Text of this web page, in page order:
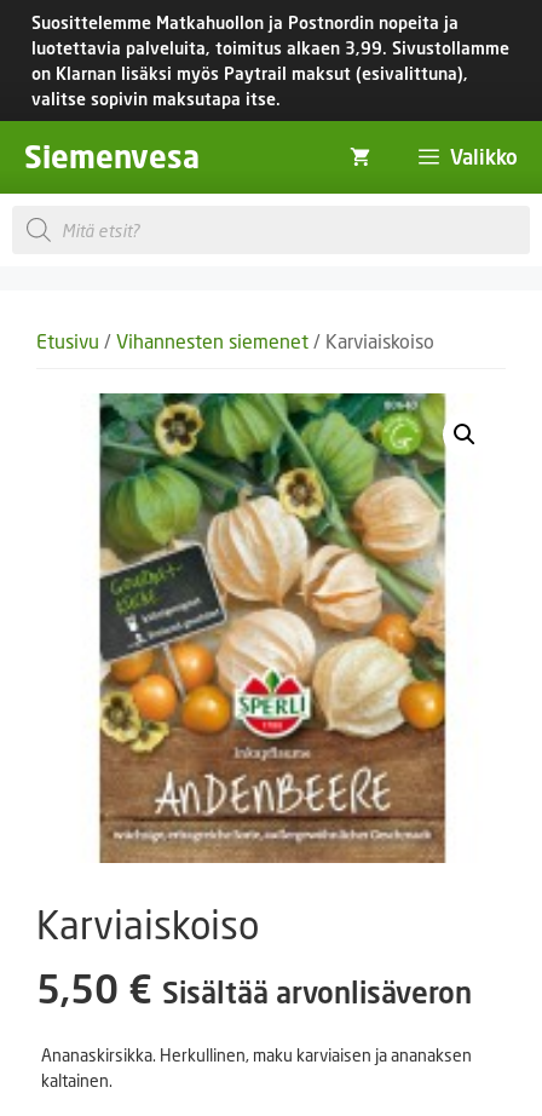
Siirry
sisältöön
Suosittelemme Matkahuollon ja Postnordin nopeita ja
luotettavia palveluita, toimitus alkaen 3,99. Sivustollamme
on Klarnan lisäksi myös Paytrail maksut (esivalittuna),
valitse sopivin maksutapa itse.
Siemenvesa Valikko
Products
search
Etusivu / Vihannesten siemenet / Karviaiskoiso
Karviaiskoiso
5,50 € Sisältää arvonlisäveron
Ananaskirsikka. Herkullinen, maku karviaisen ja ananaksen
kaltainen.